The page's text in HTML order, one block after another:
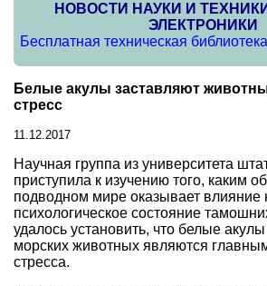
НОВОСТИ НАУКИ И
ЭЛЕКТРОНИКИ
Бесплатная техническая библиотека
Белые акулы заставляют
стресс
11.12.2017
Научная группа из университета
приступила к изучению того, каким
подводном мире оказывает влияние
психологическое состояние
удалось установить, что белые
морских животных являются
стресса.